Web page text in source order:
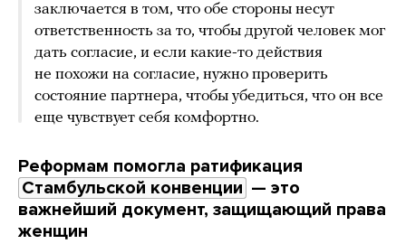
заключается в том, что обе стороны несут
ответственность за то, чтобы другой человек мог
дать согласие, и если какие-то действия
не похожи на согласие, нужно проверить
состояние партнера, чтобы убедиться, что он все
еще чувствует себя комфортно.
Реформам помогла ратификация
Стамбульской конвенции — это
важнейший документ, защищающий права
женщин